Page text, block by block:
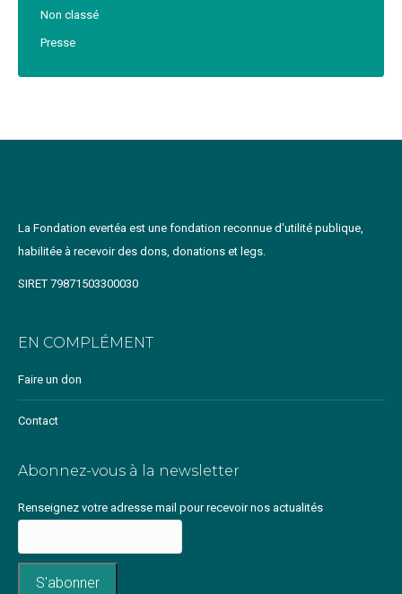
Non classé
Presse
La Fondation evertéa est une fondation reconnue d'utilité publique,
habilitée à recevoir des dons, donations et legs.
SIRET 79871503300030
EN COMPLÉMENT
Faire un don
Contact
Abonnez-vous à la newsletter
Renseignez votre adresse mail pour recevoir nos actualités